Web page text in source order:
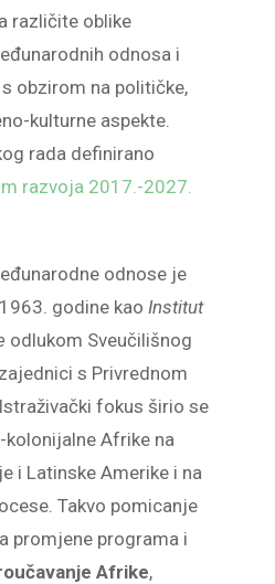
različite oblike
odnosa i
obzirom na političke,
kulturne aspekte.
rada definirano
razvoja 2017.-2027.
odnose je
godine kao Institut
odlukom Sveučilišnog
s Privrednom
fokus širio se
Afrike na
i Latinske Amerike i na
Takvo pomicanje
promjene programa i
Afrike,